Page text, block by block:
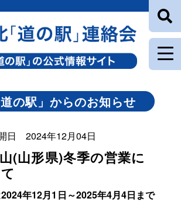
の駅」からのお知らせ
日 2024年12月04日
(山形県)冬季の営業に
2024年12月1日～2025年4月4日まで